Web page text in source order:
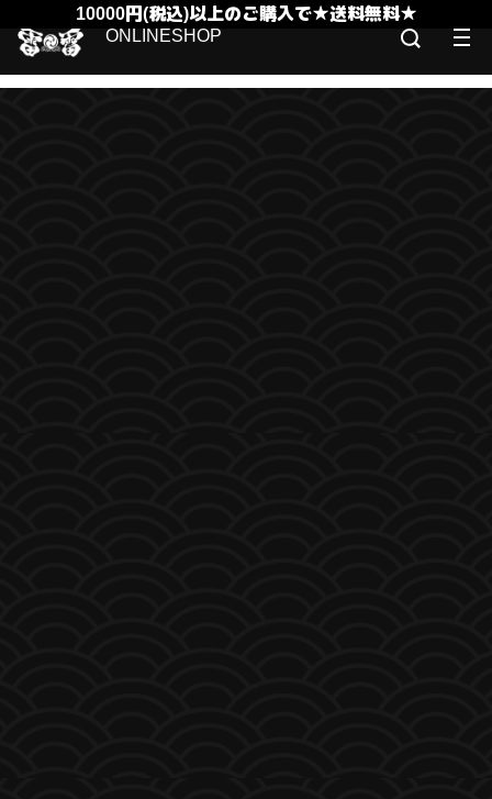
10000円(税込)以上のご購入で★送料無料★
ONLINESHOP